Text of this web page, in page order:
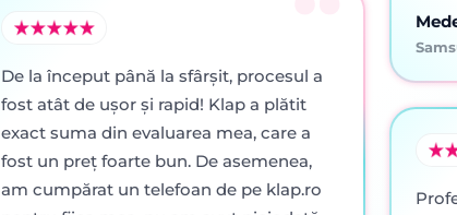
De la început până la sfârșit, procesul a
fost atât de ușor și rapid! Klap a plătit
exact suma din evaluarea mea, care a
fost un preț foarte bun. De asemenea,
am cumpărat un telefoan de pe klap.ro